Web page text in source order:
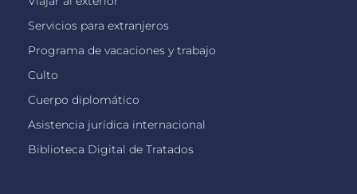
Servicios para extranjeros
Programa de vacaciones y trabajo
Culto
Cuerpo diplomático
Asistencia jurídica internacional
Biblioteca Digital de Tratados